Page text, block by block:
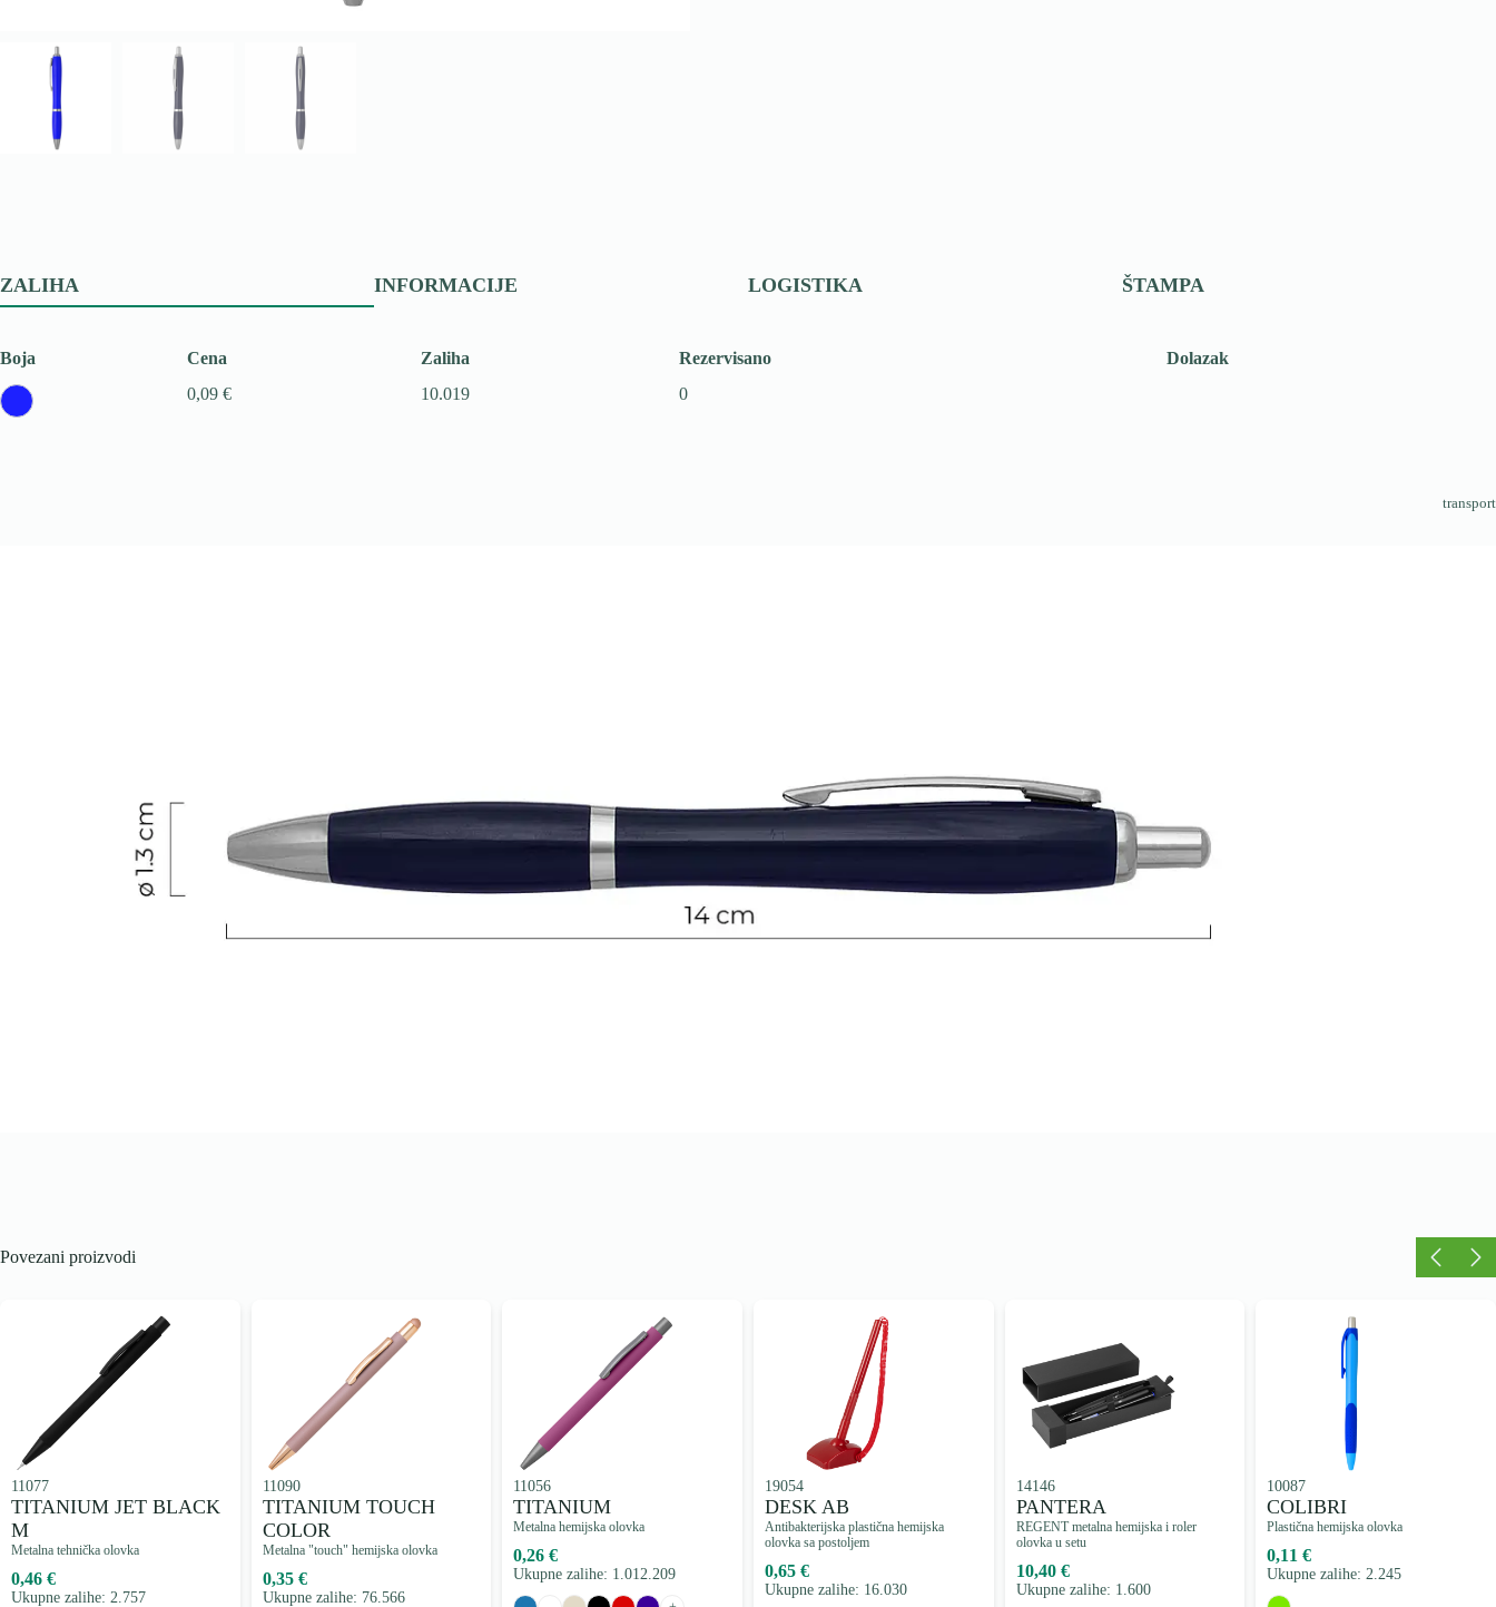
ZALIHA INFORMACIJE LOGISTIKA ŠTAMPA
Boja Cena Zaliha Rezervisano
Dolazak
0,09 €
10.019 0
transport
Povezani proizvodi
11077
TITANIUM JET BLACK
M
Metalna tehnička olovka
0,46 €
Ukupne zalihe: 2.757
11090
TITANIUM TOUCH
COLOR
Metalna "touch" hemijska olovka
0,35 €
Ukupne zalihe: 76.566
11056
TITANIUM
Metalna hemijska olovka
0,26 €
Ukupne zalihe: 1.012.209
19054
DESK AB
Antibakterijska plastična hemijska
olovka sa postoljem
0,65 €
Ukupne zalihe: 16.030
14146
PANTERA
REGENT metalna hemijska i roler
olovka u setu
10,40 €
Ukupne zalihe: 1.600
10087
COLIBRI
Plastična hemijska olovka
0,11 €
Ukupne zalihe: 2.245